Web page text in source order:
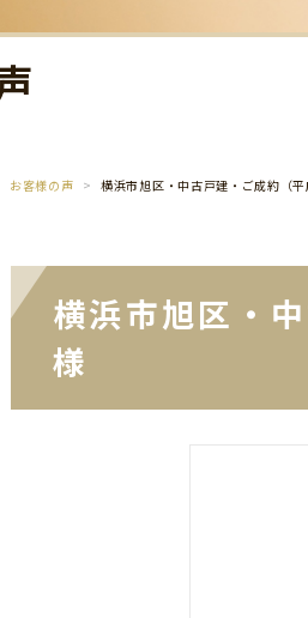
お客様の声 横浜市旭区・中古戸建・ご成約
横浜市旭区
様